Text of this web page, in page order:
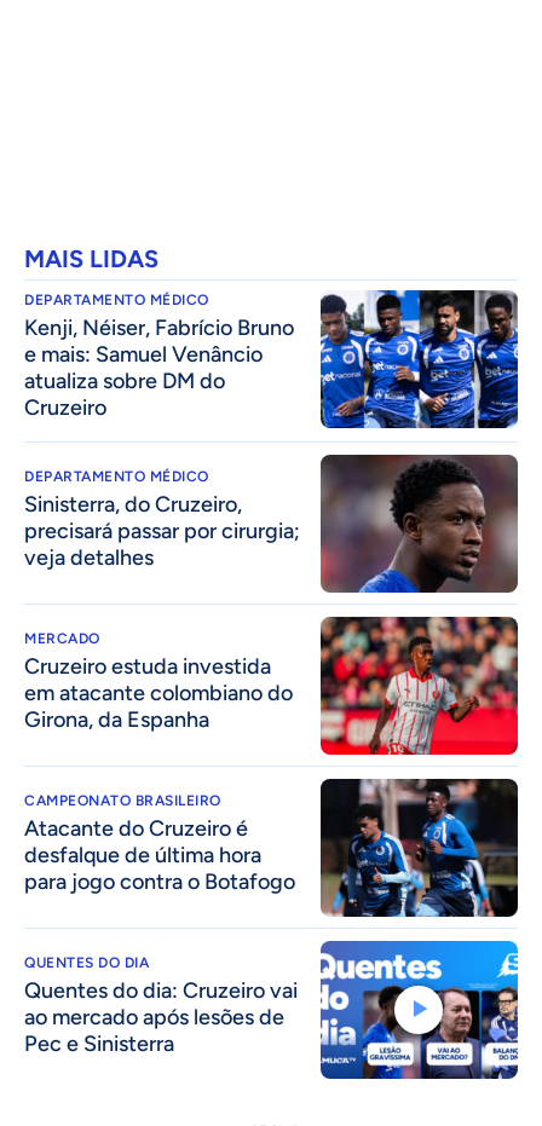
MAIS LIDAS
DEPARTAMENTO MÉDICO
Kenji, Néiser, Fabrício Bruno
e mais: Samuel Venâncio
atualiza sobre DM do
Cruzeiro
DEPARTAMENTO MÉDICO
Sinisterra, do Cruzeiro,
precisará passar por cirurgia;
veja detalhes
MERCADO
Cruzeiro estuda investida
em atacante colombiano do
Girona, da Espanha
CAMPEONATO BRASILEIRO
Atacante do Cruzeiro é
desfalque de última hora
para jogo contra o Botafogo
QUENTES DO DIA
Quentes do dia: Cruzeiro vai
ao mercado após lesões de
Pec e Sinisterra